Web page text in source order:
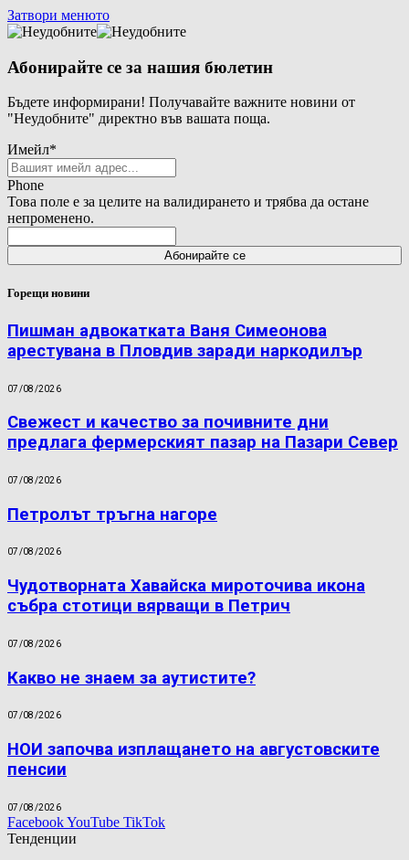
Затвори менюто
Абонирайте се за нашия бюлетин
Бъдете информирани! Получавайте важните новини от
"Неудобните" директно във вашата поща.
Имейл*
Phone
Това поле е за целите на валидирането и трябва да остане
непроменено.
Горещи новини
Пишман адвокатката Ваня Симеонова
арестувана в Пловдив заради наркодилър
07/08/2026
Свежест и качество за почивните дни
предлага фермерският пазар на Пазари Север
07/08/2026
Петролът тръгна нагоре
07/08/2026
Чудотворната Хавайска мироточива икона
събра стотици вярващи в Петрич
07/08/2026
Какво не знаем за аутистите?
07/08/2026
НОИ започва изплащането на августовските
пенсии
07/08/2026
FacebookYouTube TikTok
Тенденции